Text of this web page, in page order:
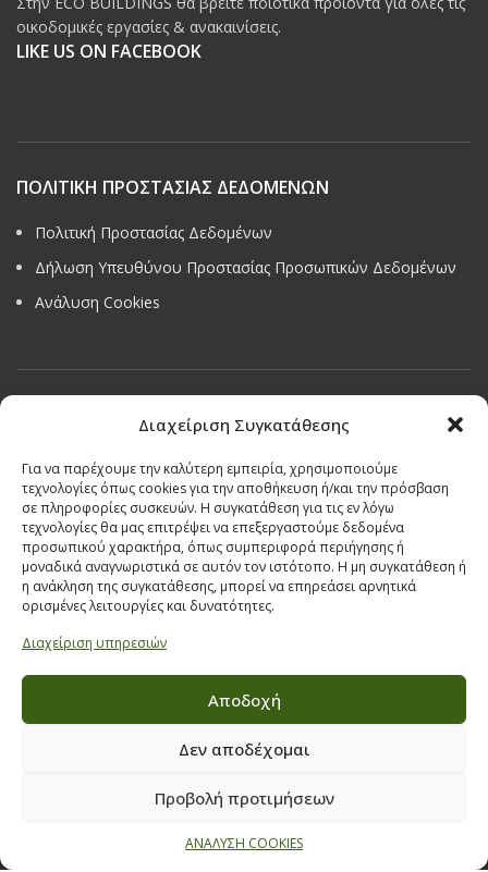
Διαχείριση Συγκατάθεσης
Για να παρέχουμε την καλύτερη εμπειρία, χρησιμοποιούμε
τεχνολογίες όπως cookies για την αποθήκευση ή/και την πρόσβαση
σε πληροφορίες συσκευών. Η συγκατάθεση για τις εν λόγω
τεχνολογίες θα μας επιτρέψει να επεξεργαστούμε δεδομένα
προσωπικού χαρακτήρα, όπως συμπεριφορά περιήγησης ή
μοναδικά αναγνωριστικά σε αυτόν τον ιστότοπο. Η μη συγκατάθεση ή
η ανάκληση της συγκατάθεσης, μπορεί να επηρεάσει αρνητικά
ορισμένες λειτουργίες και δυνατότητες.
Διαχείριση υπηρεσιών
Αποδοχή
Δεν αποδέχομαι
Προβολή προτιμήσεων
ΑΝΑΛΥΣΗ COOKIES
οικοδομικές εργασίες & ανακαινίσεις.
LIKE US ON FACEBOOK
ΠΟΛΙΤΙΚΗ ΠΡΟΣΤΑΣΙΑΣ ΔΕΔΟΜΕΝΩΝ
Πολιτική Προστασίας Δεδομένων
Δήλωση Υπευθύνου Προστασίας Προσωπικών Δεδομένων
Ανάλυση Cookies
Όροι & προϋποθέσεις διαγωνισμού
ΣΤΟΙΧΕΙΑ ΕΠΙΚΟΙΝΩΝΙΑΣ
Παπαναστασίου 209,
Θεσσαλονίκη, ΤΚ 542 50
Τηλ:231 030 9709,231 035 1630
Email:info@ecobuildings.gr
Email:eshop@ecobuildings.gr
ΟΡΟΙ ΧΡΗΣΗΣ
ΠΟΛΙΤΙΚΗ ΑΠΟΡΡΗΤΟΥ
ΒΡΕΙΤΕ ΜΑΣ ΣΤΟ ΧΑΡΤΗ